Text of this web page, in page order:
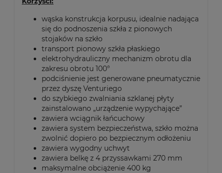
wąska konstrukcja korpusu, idealnie nadająca
się do podnoszenia szkła z pionowych
stojaków na szkło
transport pionowy szkła płaskiego
elektrohydrauliczny mechanizm obrotu dla
zakresu obrotu 100°
podciśnienie jest generowane pneumatycznie
przez dyszę Venturiego
do szybkiego zwalniania szklanej płyty
zainstalowano „urządzenie wypychające”
zawiera wciągnik łańcuchowy
zawiera system bezpieczeństwa, szkło można
zwolnić dopiero po bezpiecznym odłożeniu
zawiera wygodny uchwyt
zawiera belkę z 4 przyssawkami 270 mm
maksymalne obciążenie 400 kg